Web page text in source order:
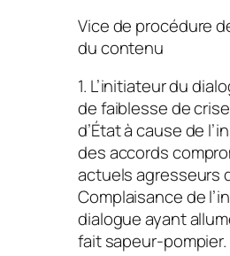
Vice de procédure
du contenu
1. L’initiateur du
de faiblesse de
d’État à cause de
des accords
actuels agresseurs
Complaisance de
dialogue ayant
fait sapeur-